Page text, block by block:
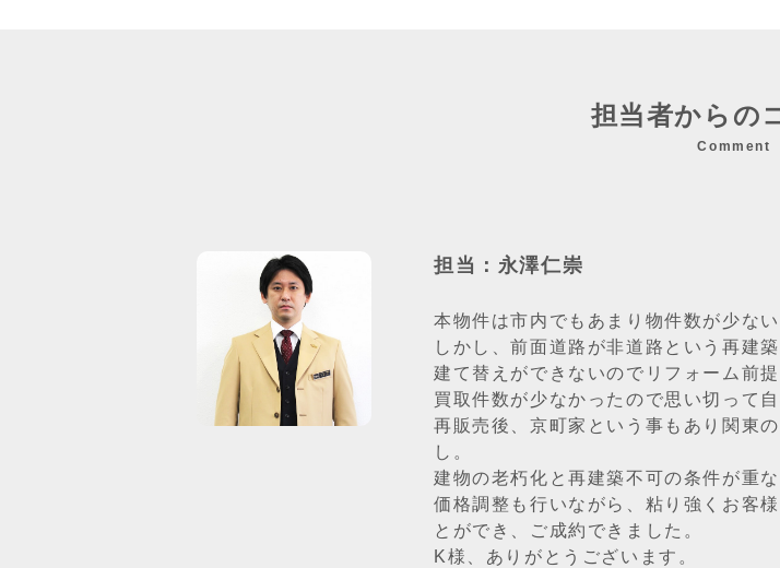
担当者からの
Comment
担当：永澤仁崇
本物件は市内でもあまり物件数が少な
しかし、前面道路が非道路という再建
建て替えができないのでリフォーム前
買取件数が少なかったので思い切って
再販売後、京町家という事もあり関東
し。
建物の老朽化と再建築不可の条件が重
価格調整も行いながら、粘り強くお客
とができ、ご成約できました。
K様、ありがとうございます。